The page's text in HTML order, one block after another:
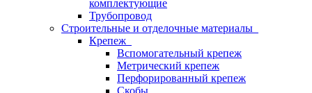
комплектующие
Трубопровод
Строительные и отделочные материалы
Крепеж
Вспомогательный крепеж
Метрический крепеж
Перфорированный крепеж
Скобы